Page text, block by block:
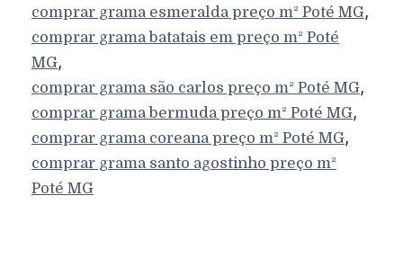
comprar grama esmeralda preço m² Poté MG,
comprar grama batatais em preço m² Poté
MG,
comprar grama são carlos preço m² Poté MG,
comprar grama bermuda preço m² Poté MG,
comprar grama coreana preço m² Poté MG,
comprar grama santo agostinho preço m²
Poté MG